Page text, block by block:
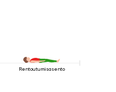
Rentoutumisasento